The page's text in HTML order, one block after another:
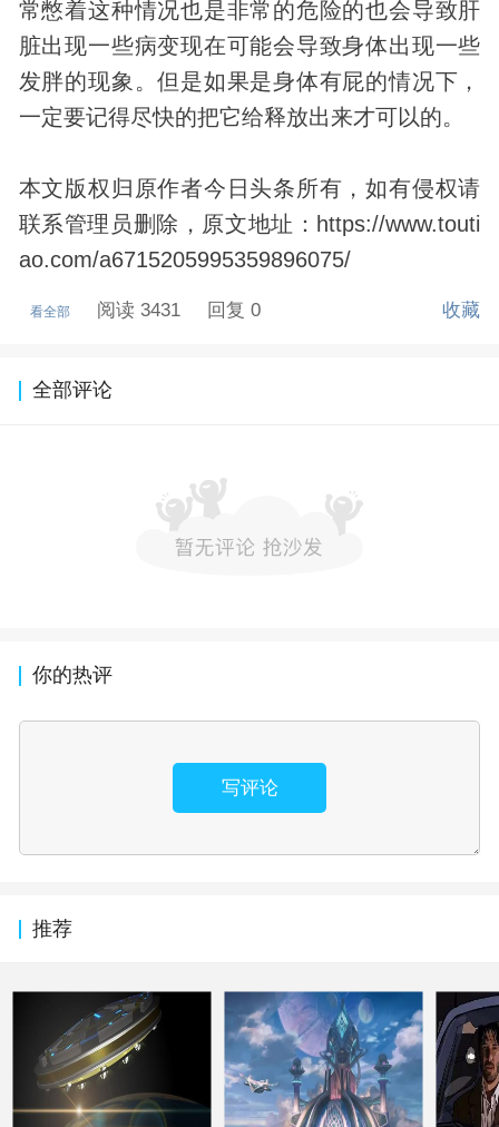
常憋着这种情况也是非常的危险的也会导致肝
脏出现一些病变现在可能会导致身体出现一些
发胖的现象。但是如果是身体有屁的情况下，
一定要记得尽快的把它给释放出来才可以的。
本文版权归原作者今日头条所有，如有侵权请
联系管理员删除，原文地址：https://www.touti
ao.com/a6715205995359896075/
看全部 阅读 3431 回复 0 收藏
全部评论
你的热评
写评论
推荐